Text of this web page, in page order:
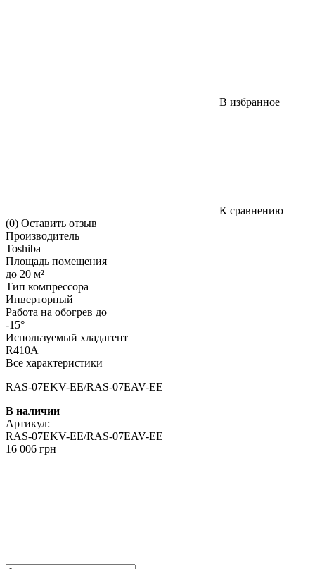
В избранное
К сравнению
(0) Оставить отзыв
Производитель
Toshiba
Площадь помещения
до 20 м²
Тип компрессора
Инверторный
Работа на обогрев до
-15°
Используемый хладагент
R410A
Все характеристики
RAS-07EKV-EE/RAS-07EAV-EE
В наличии
Артикул:
RAS-07EKV-EE/RAS-07EAV-EE
16 006 грн